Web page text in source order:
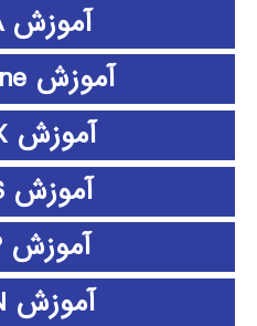
آموزش CATIA
آموزش clementine
آموزش CPLEX
آموزش EDIUS
آموزش EMTP
آموزش ePLAN